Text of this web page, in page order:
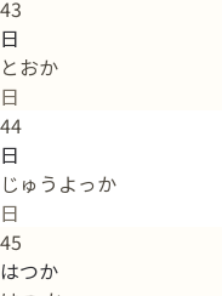
43
日
とおか
日
44
日
じゅうよっか
日
45
はつか